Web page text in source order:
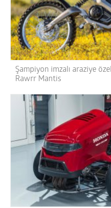
Şampiyon imzalı araziye
Rawrr Mantis